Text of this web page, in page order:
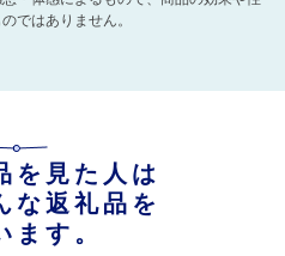
ではありません。
を見た人は
な返礼品を
ます。